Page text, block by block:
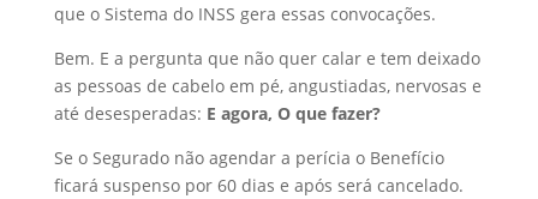
que o Sistema do INSS gera essas convocações.
Bem. E a pergunta que não quer calar e tem deixado
as pessoas de cabelo em pé, angustiadas, nervosas e
até desesperadas: E agora, O que fazer?
Se o Segurado não agendar a perícia o Benefício
ficará suspenso por 60 dias e após será cancelado.